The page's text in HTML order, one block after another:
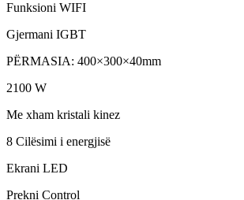
Funksioni WIFI
Gjermani IGBT
PËRMASIA: 400×300×40mm
2100 W
Me xham kristali kinez
8 Cilësimi i energjisë
Ekrani LED
Prekni Control